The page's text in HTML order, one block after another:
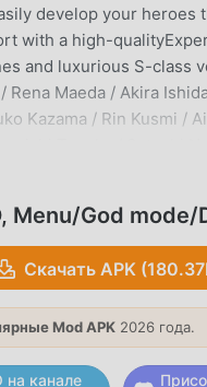
develop your
with a high-
and luxurious S-class
Maeda / Akira
Kazama / Rin Kusmi /
Shutou / Taito Ban /
Tanaka / Maria
Mori / Riho
/ Ryosuke
/ Yoshikazu
/ Tomomi
Horii / Seiko Yoshida /
Menu/God
Скачать APK
Mod APK 2026 года.
на канале